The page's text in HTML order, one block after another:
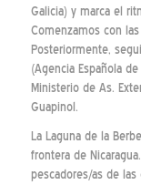
Galicia) y marca el
Comenzamos con
Posteriormente,
(Agencia Española
Ministerio de As.
Guapinol.
La Laguna de la
frontera de
pescadores/as de las